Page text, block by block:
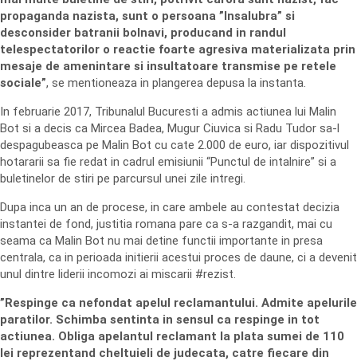
propaganda nazista, sunt o persoana ”Insalubra” si
desconsider batranii bolnavi, producand in randul
telespectatorilor o reactie foarte agresiva materializata prin
mesaje de amenintare si insultatoare transmise pe retele
sociale”, se mentioneaza in plangerea depusa la instanta.
In februarie 2017, Tribunalul Bucuresti a admis actiunea lui Malin
Bot si a decis ca Mircea Badea, Mugur Ciuvica si Radu Tudor sa-l
despagubeasca pe Malin Bot cu cate 2.000 de euro, iar dispozitivul
hotararii sa fie redat in cadrul emisiunii “Punctul de intalnire” si a
buletinelor de stiri pe parcursul unei zile intregi.
Dupa inca un an de procese, in care ambele au contestat decizia
instantei de fond, justitia romana pare ca s-a razgandit, mai cu
seama ca Malin Bot nu mai detine functii importante in presa
centrala, ca in perioada initierii acestui proces de daune, ci a devenit
unul dintre liderii incomozi ai miscarii #rezist.
”Respinge ca nefondat apelul reclamantului. Admite apelurile
paratilor. Schimba sentinta in sensul ca respinge in tot
actiunea. Obliga apelantul reclamant la plata sumei de 110
lei reprezentand cheltuieli de judecata, catre fiecare din